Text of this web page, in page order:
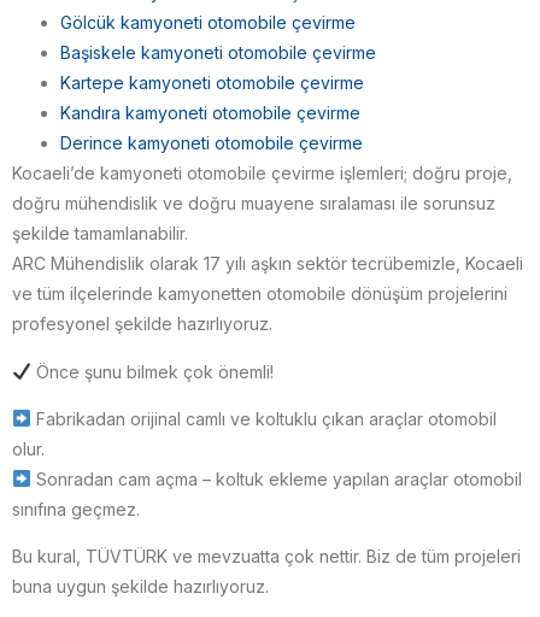
Gölcük kamyoneti otomobile çevirme
Başiskele kamyoneti otomobile çevirme
Kartepe kamyoneti otomobile çevirme
Kandıra kamyoneti otomobile çevirme
Derince kamyoneti otomobile çevirme
Kocaeli’de kamyoneti otomobile çevirme işlemleri; doğru proje,
doğru mühendislik ve doğru muayene sıralaması ile sorunsuz
şekilde tamamlanabilir.
ARC Mühendislik olarak 17 yılı aşkın sektör tecrübemizle, Kocaeli
ve tüm ilçelerinde kamyonetten otomobile dönüşüm projelerini
profesyonel şekilde hazırlıyoruz.
Önce şunu bilmek çok önemli!
Fabrikadan orijinal camlı ve koltuklu çıkan araçlar otomobil
olur.
Sonradan cam açma – koltuk ekleme yapılan araçlar otomobil
sınıfına geçmez.
Bu kural, TÜVTÜRK ve mevzuatta çok nettir. Biz de tüm projeleri
buna uygun şekilde hazırlıyoruz.